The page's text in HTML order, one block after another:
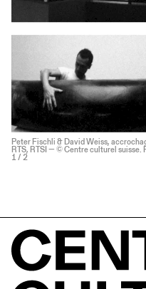
Peter Fischli & David Weiss,
RTS, RTSI — © Centre culturel suisse.
1 / 2